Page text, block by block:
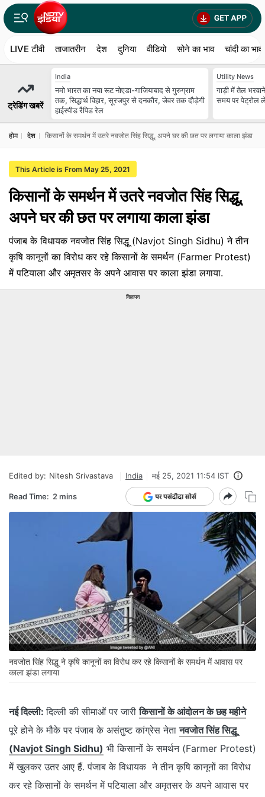
LIVE टीवी ताजातरीन देश दुनिया वीडियो सोने का भाव चांदी का भाव
ट्रेडिंग खबरें
India
नमो भारत का नया रूट नोएडा-गाजियाबाद से गुरुग्राम
तक, सिद्धार्थ विहार, सूरजपुर से दनकौर, जेवर तक दौड़ेगी
हाईस्पीड रैपिड रेल
Utility News
गाड़ी में तेल
समय पर पेट्रोल
होम देश किसानों के समर्थन में उतरे नवजोत सिंह सिद्धू, अपने घर की छत पर लगाया काला झंडा
This Article is From May 25, 2021
किसानों के समर्थन में उतरे नवजोत सिंह सिद्धू,
अपने घर की छत पर लगाया काला झंडा
पंजाब के विधायक नवजोत सिंह सिद्धू (Navjot Singh Sidhu) ने तीन
कृषि कानूनों का विरोध कर रहे किसानों के समर्थन (Farmer Protest)
में पटियाला और अमृतसर के अपने आवास पर काला झंडा लगाया.
विज्ञापन
Edited by: Nitesh Srivastava India मई 25, 2021 11:54 IST
Read Time: 2 mins
नवजोत सिंह सिद्धू ने कृषि कानूनों का विरोध कर रहे किसानों के समर्थन में आवास पर
काला झंडा लगाया
नई दिल्ली: दिल्ली की सीमाओं पर जारीकिसानों के आंदोलन के छह महीने
पूरे होने के मौके पर पंजाब के असंतुष्ट कांग्रेस नेतानवजोत सिंह सिद्धू
(Navjot Singh Sidhu) भी किसानों के समर्थन (Farmer Protest)
में खुलकर उतर आए हैं. पंजाब के विधायक ने तीन कृषि कानूनों का विरोध
कर रहे किसानों के समर्थन में पटियाला और अमृतसर के अपने आवास पर